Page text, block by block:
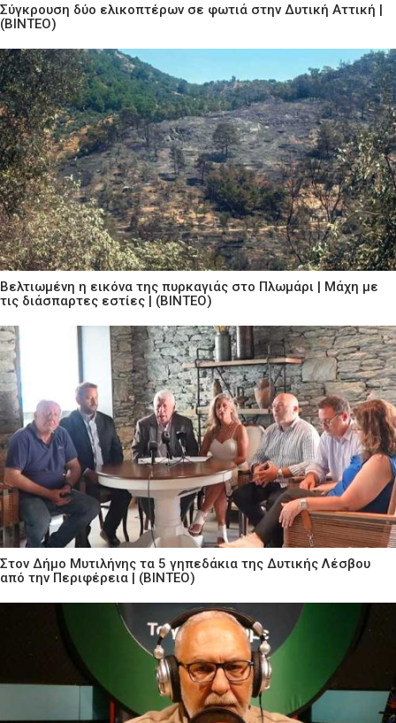
Σύγκρουση δύο ελικοπτέρων σε φωτιά στην Δυτική Αττική |
(ΒΙΝΤΕΟ)
Βελτιωμένη η εικόνα της πυρκαγιάς στο Πλωμάρι | Μάχη με
τις διάσπαρτες εστίες | (ΒΙΝΤΕΟ)
Στον Δήμο Μυτιλήνης τα 5 γηπεδάκια της Δυτικής Λέσβου
από την Περιφέρεια | (ΒΙΝΤΕΟ)